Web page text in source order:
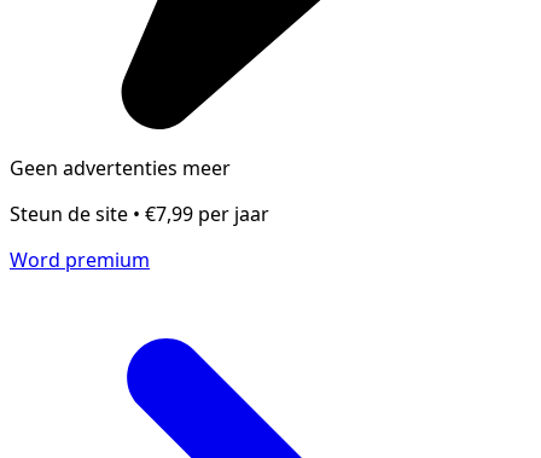
Geen advertenties meer
Steun de site • €7,99 per jaar
Word premium